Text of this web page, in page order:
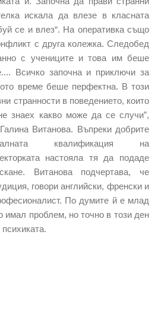
искала да влезе в класната
се и влез“. На оперативка също
с друга колежка. Следобед
с учениците и това им беше
Всичко започна и приключи за
време беше перфектна. В този
странности в поведението, които
знаех какво може да се случи”,
Витанова. Въпреки добрите
квалификация на
настояла тя да подаде
Витанова подчертава, че
говори английски, френски и
По думите й е млад
имал проблем, но точно в този ден